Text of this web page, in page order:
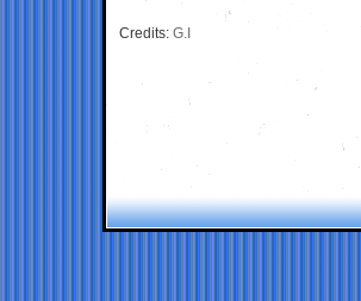
Credits: G.I